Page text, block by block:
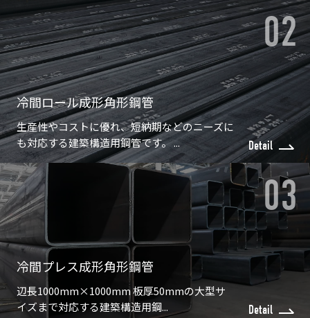
冷間ロール成形角形鋼管
生産性やコストに優れ、短納期などのニーズに
も対応する建築構造用鋼管です。 ...
Detail
冷間プレス成形角形鋼管
辺長1000mm×1000mm 板厚50mmの大型サ
イズまで対応する建築構造用鋼...
Detail